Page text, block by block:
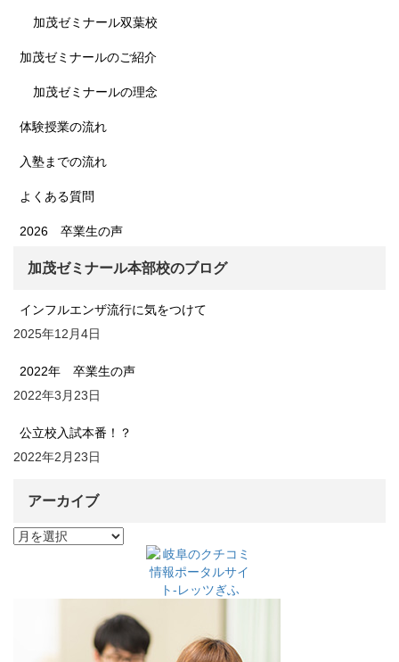
加茂ゼミナール双葉校
加茂ゼミナールのご紹介
加茂ゼミナールの理念
体験授業の流れ
入塾までの流れ
よくある質問
2026 卒業生の声
加茂ゼミナール本部校のブログ
インフルエンザ流行に気をつけて
2025年12月4日
2022年 卒業生の声
2022年3月23日
公立校入試本番！？
2022年2月23日
アーカイブ
ア